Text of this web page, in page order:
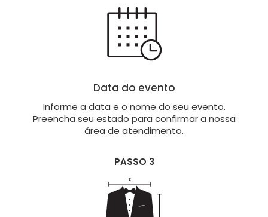
Data do evento
Informe a data e o nome do seu evento.
Preencha seu estado para confirmar a nossa
área de atendimento.
PASSO 3